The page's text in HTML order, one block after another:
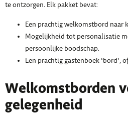
te ontzorgen. Elk pakket bevat:
Een prachtig welkomstbord naar
Mogelijkheid tot personalisatie
persoonlijke boodschap.
Een prachtig gastenboek ‘bord’,
Welkomstborden
gelegenheid